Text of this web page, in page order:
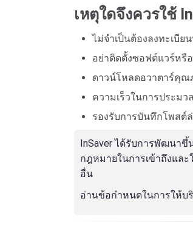
เหตุใดจึงควรใช้
ไม่จำเป็นต้องลงทะเบีย
อย่าติดตั้งซอฟต์แวร์หรื
ดาวน์โหลดอวาตาร์คุ
ความเร็วในการประมว
รองรับการบันทึกโพสต์
InSaver ได้รับการพัฒนา
กฎหมายในการเข้าถึงแล
อื่น
อ่านข้อกำหนดในการให้บริ